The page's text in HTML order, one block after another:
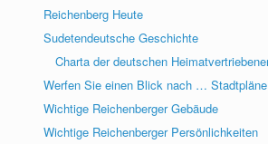
Reichenberg Heute
Sudetendeutsche Geschichte
Charta der deutschen
Werfen Sie einen Blick nach …
Wichtige Reichenberger Gebäude
Wichtige Reichenberger Persönlichkeiten